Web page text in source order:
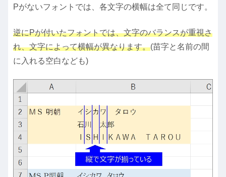
Pがないフォントでは、各文字の横幅は全て同じです。
逆にPが付いたフォントでは、文字のバランスが重視さ
れ、文字によって横幅が異なります。(苗字と名前の間
に入れる空白なども)